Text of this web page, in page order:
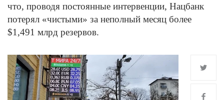
что, проводя постоянные интервенции, Нацбанк
потерял «чистыми» за неполный месяц более
$1,491 млрд резервов.